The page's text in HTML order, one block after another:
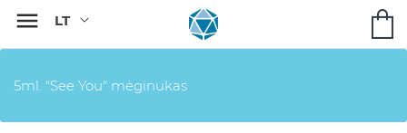

5ml. "See You" mėginukas